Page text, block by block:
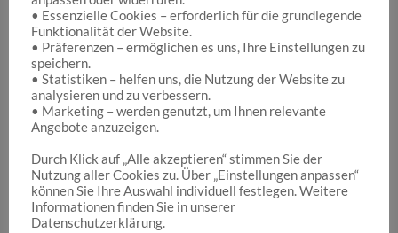
Hocuspocus – Ihr Onlineshop für die schönen
Dinge des Lebens
Hocuspocus ist die richtige Anlaufstelle für Dich,
wenn Du auf der Suche nach schönen
Geschenken , tollenSpielwarenoder
ansprechenderDekorationbist. Wir von
Hocuspocus wissen schöne Dinge stets zu
schätzen und legen daher großen Wert darauf,
• Essenzielle Cookies – erforderlich für die grundlegende
Funktionalität der Website.
• Präferenzen – ermöglichen es uns, Ihre Einstellungen zu
speichern.
• Statistiken – helfen uns, die Nutzung der Website zu
analysieren und zu verbessern.
• Marketing – werden genutzt, um Ihnen relevante
Angebote anzuzeigen.
Durch Klick auf „Alle akzeptieren“ stimmen Sie der
Nutzung aller Cookies zu. Über „Einstellungen anpassen“
können Sie Ihre Auswahl individuell festlegen. Weitere
Informationen finden Sie in unserer
Datenschutzerklärung.